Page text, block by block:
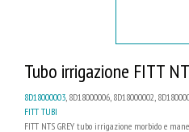
Tubo irrigazione FITT
8D18000003 , 8D18000006, 8D18000002,
FITT TUBI
FITT NTS GREY tubo irrigazione morbido e